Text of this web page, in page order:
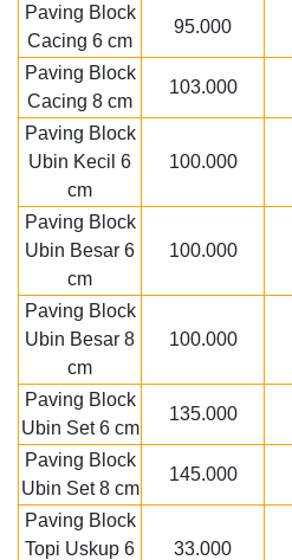
Paving Block
Cacing 6 cm
95.000
Paving Block
Cacing 8 cm
103.000
Paving Block
Ubin Kecil 6
cm
100.000
Paving Block
Ubin Besar 6
cm
100.000
Paving Block
Ubin Besar 8
cm
100.000
Paving Block
Ubin Set 6 cm
135.000
Paving Block
Ubin Set 8 cm
145.000
Paving Block
Topi Uskup 6
33.000